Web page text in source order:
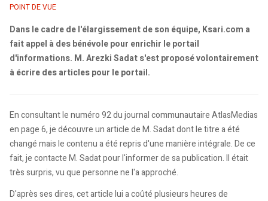
POINT DE VUE
Dans le cadre de l'élargissement de son équipe, Ksari.com a
fait appel à des bénévole pour enrichir le portail
d'informations. M. Arezki Sadat s'est proposé volontairement
à écrire des articles pour le portail.
En consultant le numéro 92 du journal communautaire AtlasMedias
en page 6, je découvre un article de M. Sadat dont le titre a été
changé mais le contenu a été repris d'une manière intégrale. De ce
fait, je contacte M. Sadat pour l'informer de sa publication. Il était
très surpris, vu que personne ne l'a approché.
D'après ses dires, cet article lui a coûté plusieurs heures de